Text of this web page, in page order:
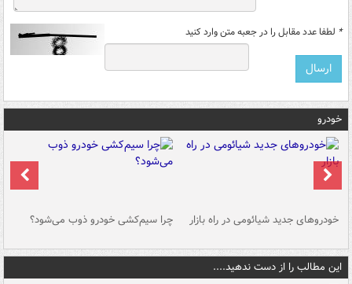
* لطفا عدد مقابل را در جعبه متن وارد کنید
خودرو
خودروهای جدید شیائومی در راه بازار چرا سیم‌کشی خودرو ذوب می‌شود؟
این مطالب را از دست ندهید....